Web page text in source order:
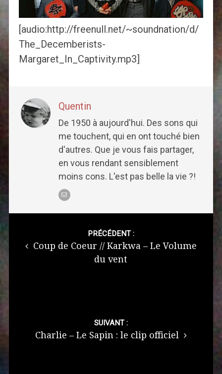
[audio:http://freenull.net/~soundnation/d/
The_Decemberists-
Margaret_In_Captivity.mp3]
Quentin
De 1950 à aujourd'hui. Des sons qui
me touchent, qui en ont touché bien
d'autres. Que je vous fais partager,
en vous rendant sensiblement
moins cons. L'est pas belle la vie ?!
PRÉCÉDENT :
Coup de Coeur // Karkwa – Le Volume
du vent
SUIVANT :
Charlie – Le Sapin : le clip officiel